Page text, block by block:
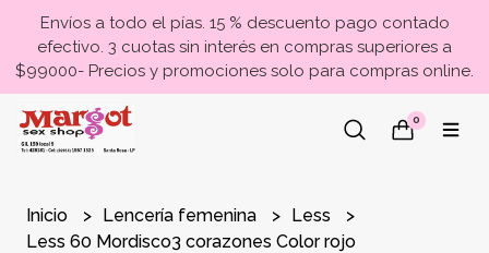
Envíos a todo el pías. 15 % descuento pago contado
efectivo. 3 cuotas sin interés en compras superiores a
$99000- Precios y promociones solo para compras online.
0
Inicio Lencería femenina
Less
Less 60 Mordisco3 corazones Color rojo